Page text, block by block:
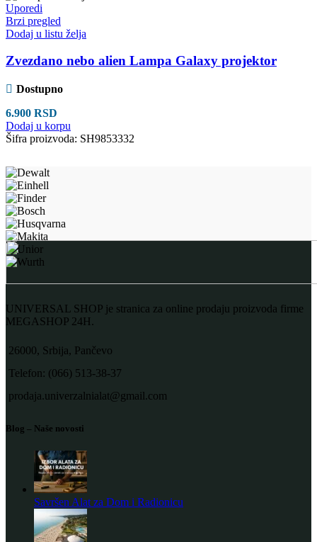
Uporedi
Brzi pregled
Dodaj u listu želja
Zvezdano nebo alien Lampa Galaxy projektor
Dostupno
6.900 RSD
Dodaj u korpu
Šifra proizvoda: SH9853332
UNIVERSAL SHOP je stranica za online prodaju proizvoda firme
MEGASHOP 24H.
26000, Srbija, Pančevo
Telefon: (066) 513-38-37
prodaja.univerzalnialat@gmail.com
Blog – Naše novosti
Savršen Alat za Dom i Radionicu